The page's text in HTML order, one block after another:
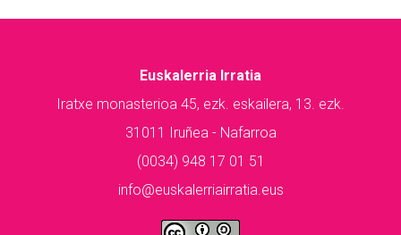
Euskalerria Irratia
Iratxe monasterioa 45, ezk. eskailera, 13. ezk.
31011 Iruñea - Nafarroa
(0034) 948 17 01 51
info@euskalerriairratia.eus